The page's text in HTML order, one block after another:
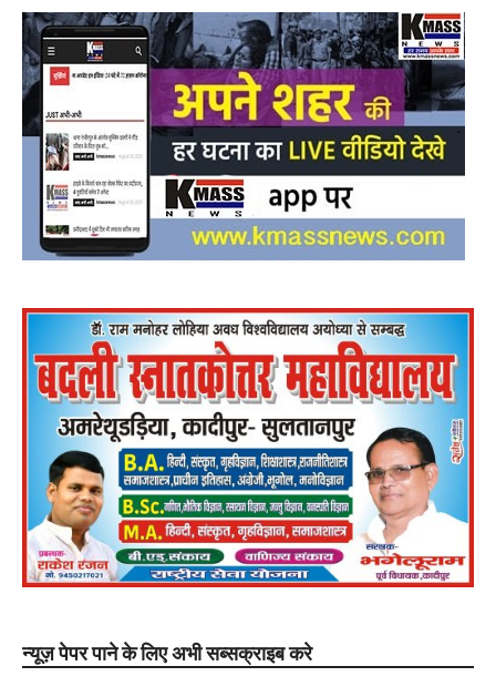
न्यूज़ पेपर पाने के लिए अभी सब्सक्राइब करे